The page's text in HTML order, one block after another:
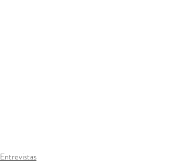
Entrevistas